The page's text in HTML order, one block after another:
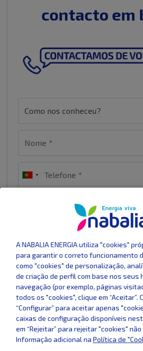
contacto em
Em que empresa você está agora
Está especificado na fatura (exemplo:
A NABALIA ENERGIA utiliza "cookies"
para garantir o correto funcionamento
como "cookies" de personalização,
de criação de perfil com base nos seus
navegação (por exemplo, páginas
todos os "cookies", clique em “Aceitar”.
“Configurar” para aceitar apenas
caixas de configuração disponíveis
em “Rejeitar” para rejeitar "cookies"
Informação adicional na Política de